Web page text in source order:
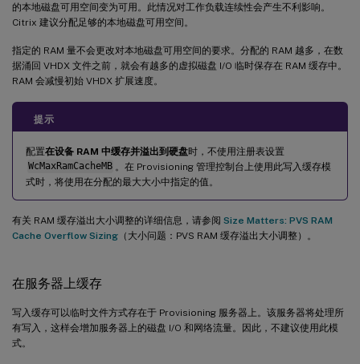
的本地磁盘可用空间变为可用。此情况对工作负载连续性会产生不利影响。
Citrix 建议分配足够的本地磁盘可用空间。
指定的 RAM 量不会更改对本地磁盘可用空间的要求。分配的 RAM 越多，在数
据涌回 VHDX 文件之前，就会有越多的虚拟磁盘 I/O 临时保存在 RAM 缓存中。
RAM 会减慢初始 VHDX 扩展速度。
提示
配置在设备 RAM 中缓存并溢出到硬盘时，不使用注册表设置
WcMaxRamCacheMB 。在 Provisioning 管理控制台上使用此写入缓存模
式时，将使用在分配的最大大小中指定的值。
有关 RAM 缓存溢出大小调整的详细信息，请参阅 Size Matters: PVS RAM
Cache Overflow Sizing （大小问题：PVS RAM 缓存溢出大小调整）。
在服务器上缓存
写入缓存可以临时文件方式存在于 Provisioning 服务器上。该服务器将处理所
有写入，这样会增加服务器上的磁盘 I/O 和网络流量。因此，不建议使用此模
式。